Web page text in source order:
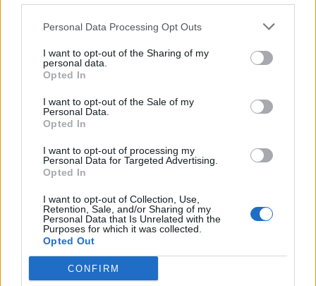
Personal Data Processing Opt Outs
I want to opt-out of the Sharing of my
personal data.
Opted In
I want to opt-out of the Sale of my
Personal Data.
Opted In
I want to opt-out of processing my
Personal Data for Targeted Advertising.
Opted In
I want to opt-out of Collection, Use,
Retention, Sale, and/or Sharing of my
Personal Data that Is Unrelated with the
Purposes for which it was collected.
Opted Out
CONFIRM